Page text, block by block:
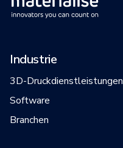
Industrie
3D-Druckdienstleistungen
Software
Branchen